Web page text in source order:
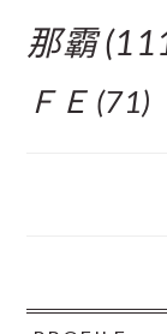
那霸
ＦＥ (71)